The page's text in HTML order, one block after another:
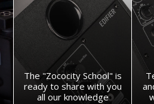
The "Zococity School" is
ready to share with you
all our knowledge